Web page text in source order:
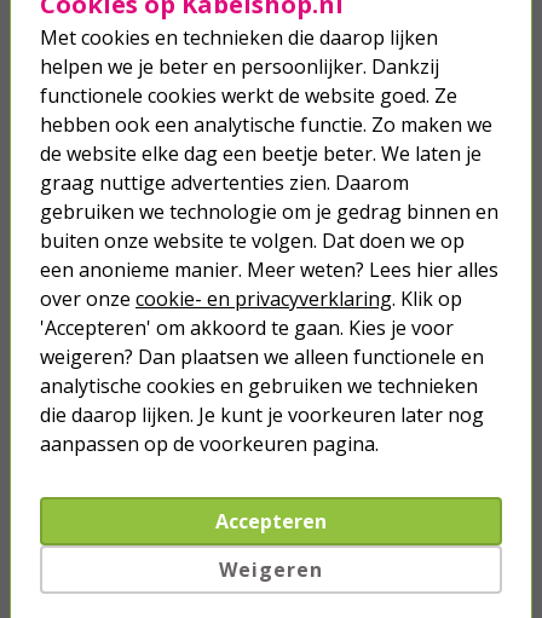
Je verwacht het niet
Turbo onkruidverdelger (Concentraat,
3x 100ml) | Ook voor je gazon!
40,
89
| Goobay | 3 meter (USB 3.2, 100W,
20 Gbps)
16,95
USB A naar USB C kabel | 2 meter |
USB 2.0 (Wit)
3,75
Met cookies en technieken die daarop lijken
helpen we je beter en persoonlijker. Dankzij
functionele cookies werkt de website goed. Ze
hebben ook een analytische functie. Zo maken we
de website elke dag een beetje beter. We laten je
graag nuttige advertenties zien. Daarom
gebruiken we technologie om je gedrag binnen en
buiten onze website te volgen. Dat doen we op
een anonieme manier. Meer weten? Lees hier alles
over onze cookie- en privacyverklaring. Klik op
'Accepteren' om akkoord te gaan. Kies je voor
weigeren? Dan plaatsen we alleen functionele en
analytische cookies en gebruiken we technieken
die daarop lijken. Je kunt je voorkeuren later nog
aanpassen op de voorkeuren pagina.
Accepteren
Weigeren